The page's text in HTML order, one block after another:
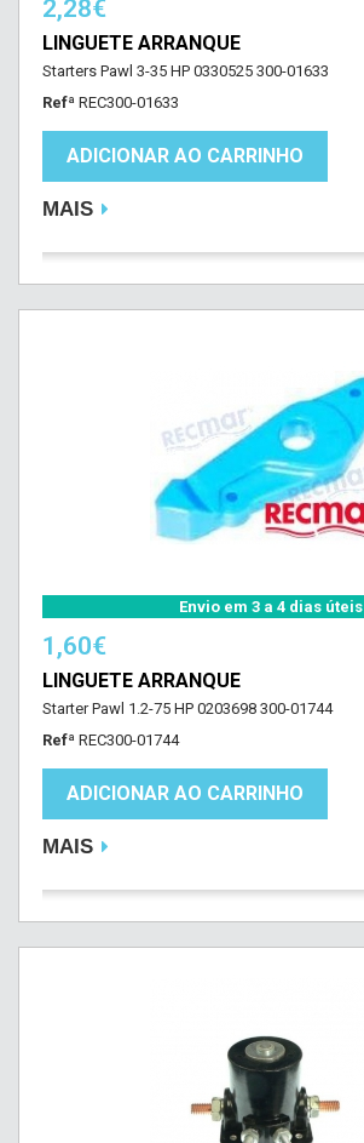
2,28€
LINGUETE ARRANQUE
Starters Pawl 3-35 HP 0330525 300-01633
Refª REC300-01633
ADICIONAR AO CARRINHO
MAIS
Envio em 3 a 4 dias úteis
1,60€
LINGUETE ARRANQUE
Starter Pawl 1.2-75 HP 0203698 300-01744
Refª REC300-01744
ADICIONAR AO CARRINHO
MAIS